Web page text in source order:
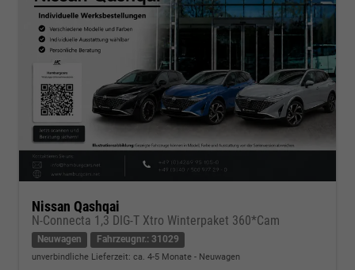
Nissan Qashqai
N-Connecta 1,3 DIG-T Xtro Winterpaket 360*Cam
Neuwagen Fahrzeugnr.: 31029
unverbindliche Lieferzeit: ca. 4-5 Monate Neuwagen